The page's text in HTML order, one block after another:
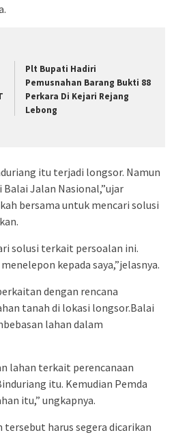
Plt Bupati Hadiri
Pemusnahan Barang Bukti 88
Perkara Di Kejari Rejang
Lebong
itu terjadi longsor. Namun
Jalan Nasional,”ujar
bersama untuk mencari solusi
solusi terkait persoalan ini.
kepada saya,”jelasnya.
dengan rencana
tanah di lokasi longsor.Balai
lahan dalam
lahan terkait perencanaan
itu. Kemudian Pemda
itu,” ungkapnya.
harus segera dicarikan